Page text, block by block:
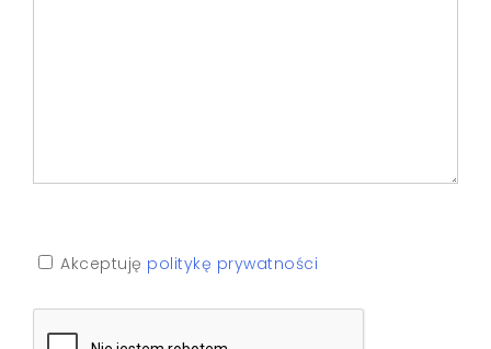
Akceptuję politykę prywatności